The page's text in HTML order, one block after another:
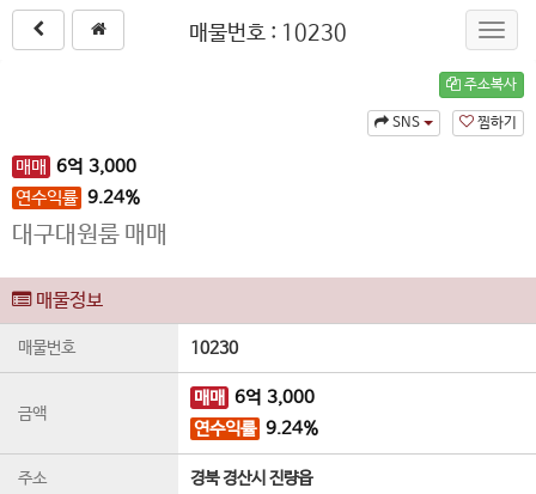
매물번호 : 10230
주소복사
찜하기
SNS
매매 6억 3,000
연수익률 9.24%
대구대원룸 매매
매물정보
매물번호 10230
금액
매매 6억 3,000
연수익률 9.24%
주소 경북 경산시 진량읍